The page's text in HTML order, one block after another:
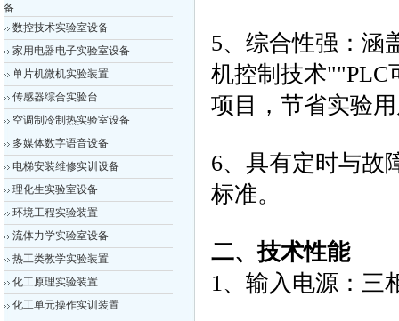
备
数控技术实验室设备
家用电器电子实验室设备
单片机微机实验装置
传感器综合实验台
空调制冷制热实验室设备
多媒体数字语音设备
电梯安装维修实训设备
理化生实验室设备
环境工程实验装置
流体力学实验室设备
热工类教学实验装置
化工原理实验装置
化工单元操作实训装置
5、综合性强：涵
机控制技术""PLC
项目，节省实验
6、具有定时与故
标准。
二、技术性能
1、输入电源：三